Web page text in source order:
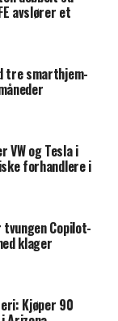
avslører et
tre smarthjem-
VW og Tesla i
forhandlere i
Copilot-
klager
Kjøper 90